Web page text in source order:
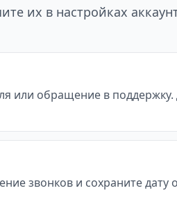
их в настройках
или обращение в поддержку.
звонков и сохраните